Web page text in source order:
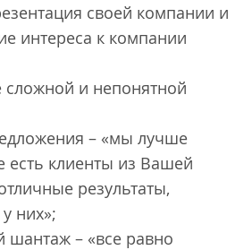
своей компании и
интереса к компании
сложной и непонятной
– «мы лучше
есть клиенты из Вашей
результаты,
них»;
шантаж – «все равно